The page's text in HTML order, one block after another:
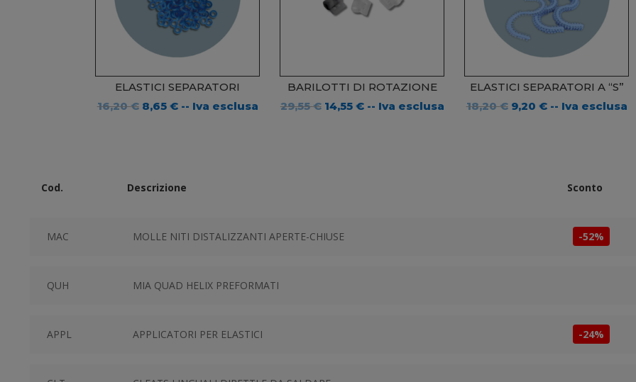
ELASTICI SEPARATORI
16,20€ Il
8,65 €Il-- Iva esclusa
BARILOTTI DI ROTAZIONE
29,55€ Il
14,55 €Il-- Iva esclusa
ELASTICI SEPARATORI A “S”
18,20€ Il
9,20 €Il-- Iva esclusa
Cod. Descrizione Sconto
MAC MOLLE NITI DISTALIZZANTI APERTE-CHIUSE -52%
QUH MIA QUAD HELIX PREFORMATI
APPL APPLICATORI PER ELASTICI -24%